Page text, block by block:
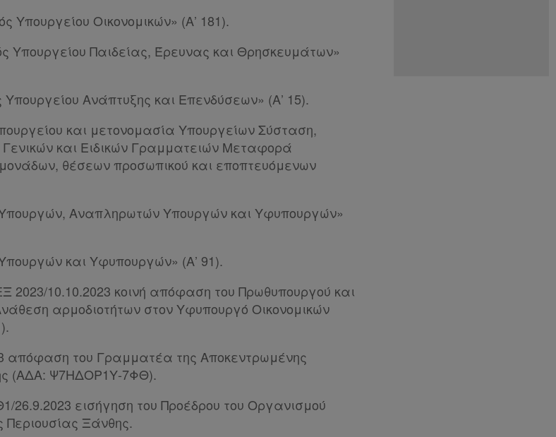
Υπουργείου Οικονομικών» (Α’ 181).
Υπουργείου Παιδείας, Έρευνας και Θρησκευμάτων»
Ανάπτυξης και Επενδύσεων» (Α’ 15).
και μετονομασία Υπουργείων Σύσταση,
και Ειδικών Γραμματειών Μεταφορά
θέσεων προσωπικού και εποπτευόμενων
Υπουργών, Αναπληρωτών Υπουργών και Υφυπουργών»
και Υφυπουργών» (Α’ 91).
2023/10.10.2023 κοινή απόφαση του Πρωθυπουργού και
αρμοδιοτήτων στον Υφυπουργό Οικονομικών
απόφαση του Γραμματέα της Αποκεντρωμένης
(ΑΔΑ: Ψ7ΗΔΟΡ1Υ-7ΦΘ).
26.9.2023 εισήγηση του Προέδρου του Οργανισμού
Περιουσίας Ξάνθης.